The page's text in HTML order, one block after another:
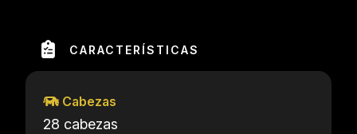
CARACTERÍSTICAS
Cabezas
28 cabezas